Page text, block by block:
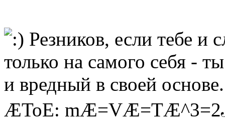
Резников, если тебе и
только на самого себя -
и вредный в своей
ÆToE: